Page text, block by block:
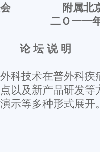
员会 附属北京
二Ｏ一一年
论 坛 说 明
科技术在普外科疾
以及新产品研发等
示等多种形式展开